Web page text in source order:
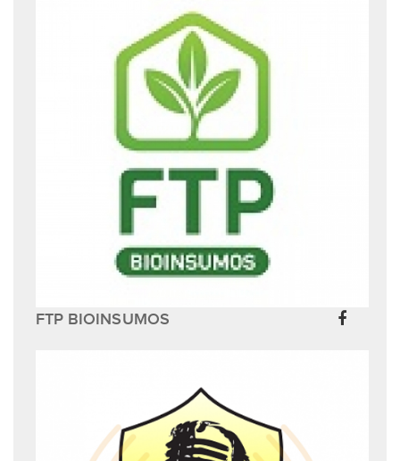
FTP BIOINSUMOS